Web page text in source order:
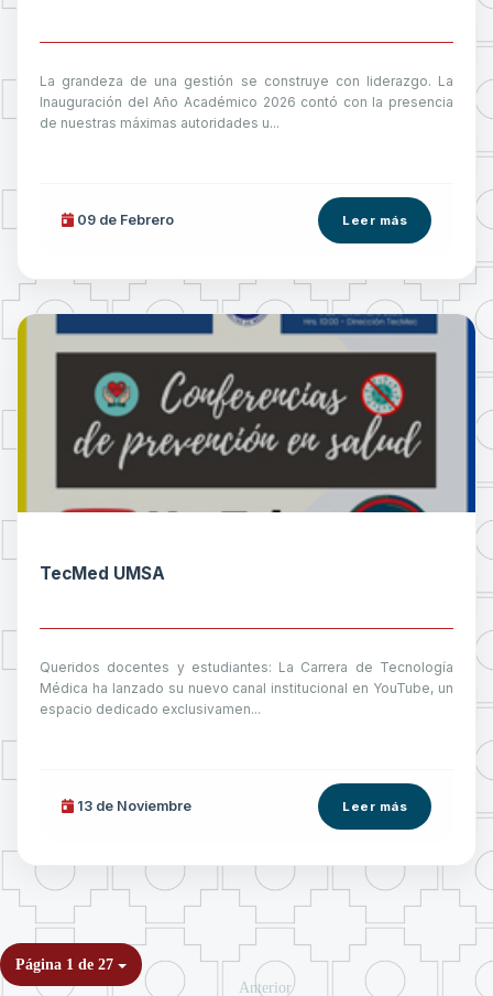
La grandeza de una gestión se construye con liderazgo. La
Inauguración del Año Académico 2026 contó con la presencia
de nuestras máximas autoridades u...
09 de Febrero Leer más
TecMed UMSA
Queridos docentes y estudiantes: La Carrera de Tecnología
Médica ha lanzado su nuevo canal institucional en YouTube, un
espacio dedicado exclusivamen...
13 de Noviembre Leer más
Página 1 de 27
Anterior